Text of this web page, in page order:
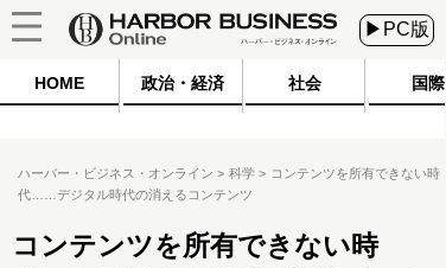
▶PC版
HOME 政治・経済 社会 国際
ハーバー・ビジネス・オンライン 科学
コンテンツを所有できない時
代……デジタル時代の消えるコンテンツ
コンテンツを所有できない時